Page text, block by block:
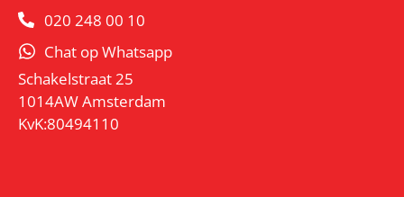
020 248 00 10
Chat op Whatsapp
Schakelstraat 25
1014AW Amsterdam
KvK:80494110